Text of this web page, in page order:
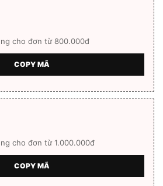
cho đơn từ 800.000đ
COPY MÃ
cho đơn từ 1.000.000đ
COPY MÃ